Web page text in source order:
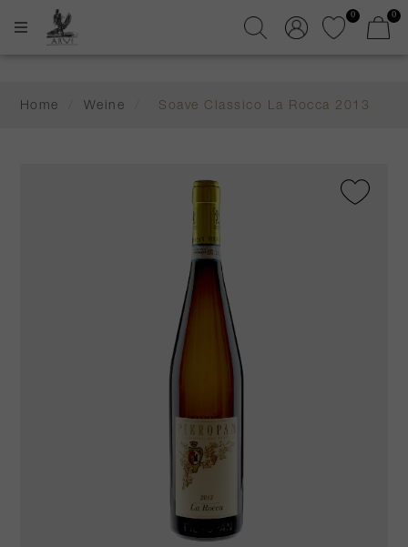
0 0
Home Weine Soave Classico La Rocca 2013